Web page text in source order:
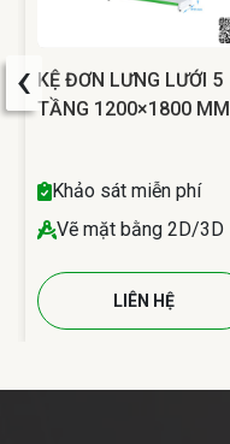
KỆ ĐƠN LƯNG LƯỚI 5
TẦNG 1200×1800 MM
Khảo sát miễn phí
Vẽ mặt bằng 2D/3D
LIÊN HỆ
‹